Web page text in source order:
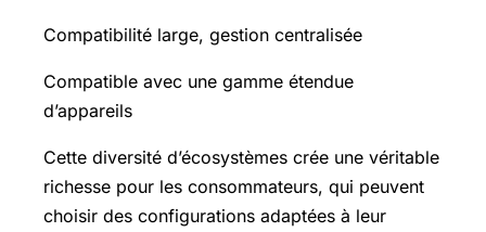
Compatibilité large, gestion centralisée
Compatible avec une gamme étendue
d’appareils
Cette diversité d’écosystèmes crée une véritable
richesse pour les consommateurs, qui peuvent
choisir des configurations adaptées à leur